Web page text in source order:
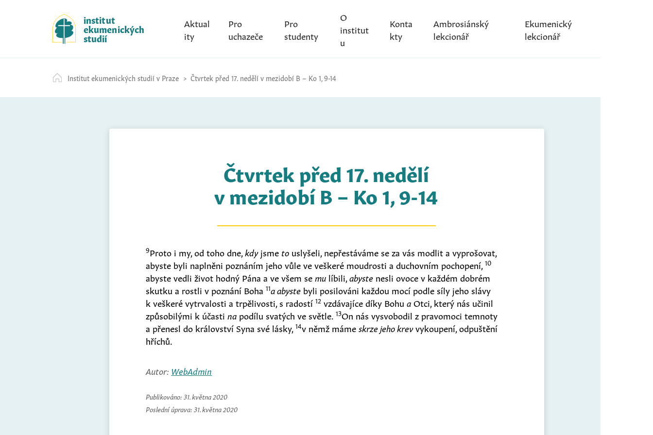
k
i
p
t
c
o
institut
ekumenických
studií
Aktual
ity
Pro
uchazeče
Pro
studenty
O
institut
u
Konta
kty
Ambrosiánský
lekcionář
Ekumenický
lekcionář
Institut ekumenických studií v Praze Čtvrtek před 17. nedělí v mezidobí B – Ko 1, 9-14
Čtvrtek před 17. nedělí
v mezidobí B – Ko 1, 9-14
9Proto i my, od toho dne, kdyjsme to uslyšeli, nepřestáváme se za vás modlit a vyprošovat,
abyste byli naplněni poznáním jeho vůle ve veškeré moudrosti a duchovním pochopení,10
abyste vedli život hodný Pána a ve všem se mu líbili,abyste nesli ovoce v každém dobrém
skutku a rostli v poznání Boha11a abyste byli posilováni každou mocí podle síly jeho slávy
k veškeré vytrvalosti a trpělivosti, s radostí12 vzdávajíce díky BohuaOtci, který nás učinil
způsobilými k účasti na podílu svatých ve světle.13On nás vysvobodil z pravomoci temnoty
a přenesl do království Syna své lásky,14v němž máme skrze jeho krevvykoupení, odpuštění
hříchů.
Autor: WebAdmin
Publikováno: 31. května 2020
Poslední úprava: 31. května 2020